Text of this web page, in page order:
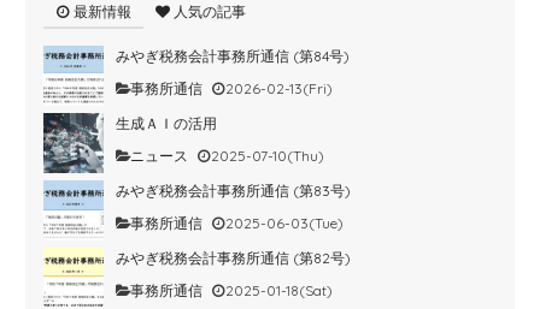
最新情報 人気の記事
みやぎ税務会計事務所通信 (第84号)
事務所通信
2026-02-13(Fri)
生成ＡＩの活用
ニュース
2025-07-10(Thu)
みやぎ税務会計事務所通信 (第83号)
事務所通信
2025-06-03(Tue)
みやぎ税務会計事務所通信 (第82号)
事務所通信
2025-01-18(Sat)